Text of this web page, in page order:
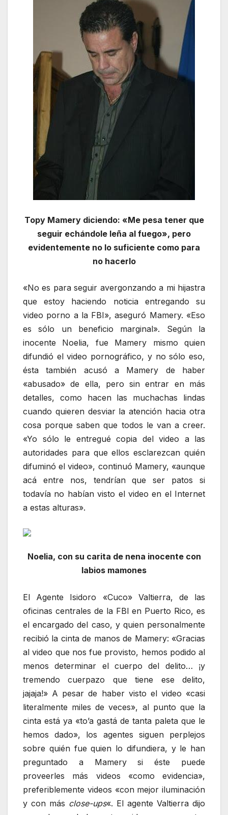
Topy Mamery diciendo: «Me pesa tener que
seguir echándole leña al fuego», pero
evidentemente no lo suficiente como para
no hacerlo
«No es para seguir avergonzando a mi hijastra
que estoy haciendo noticia entregando su
video porno a la FBI», aseguró Mamery. «Eso
es sólo un beneficio marginal». Según la
inocente Noelia, fue Mamery mismo quien
difundió el video pornográfico, y no sólo eso,
ésta también acusó a Mamery de haber
«abusado» de ella, pero sin entrar en más
detalles, como hacen las muchachas lindas
cuando quieren desviar la atención hacia otra
cosa porque saben que todos le van a creer.
«Yo sólo le entregué copia del video a las
autoridades para que ellos esclarezcan quién
difuminó el video», continuó Mamery, «aunque
acá entre nos, tendrían que ser patos si
todavía no habían visto el video en el Internet
a estas alturas».
Noelia, con su carita de nena inocente con
labios mamones
El Agente Isidoro «Cuco» Valtierra, de las
oficinas centrales de la FBI en Puerto Rico, es
el encargado del caso, y quien personalmente
recibió la cinta de manos de Mamery: «Gracias
al video que nos fue provisto, hemos podido al
menos determinar el cuerpo del delito… ¡y
tremendo cuerpazo que tiene ese delito,
jajaja!» A pesar de haber visto el video «casi
literalmente miles de veces», al punto que la
cinta está ya «to’a gastá de tanta paleta que le
hemos dado», los agentes siguen perplejos
sobre quién fue quien lo difundiera, y le han
preguntado a Mamery si éste puede
proveerles más videos «como evidencia»,
preferiblemente videos «con mejor iluminación
y con más close-ups«. El agente Valtierra dijo